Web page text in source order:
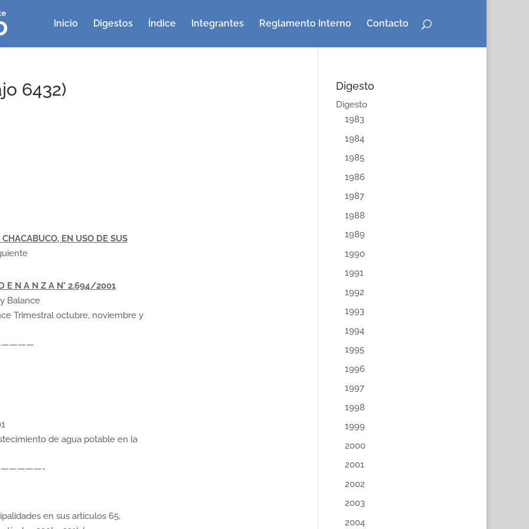
Inicio Digestos Índice Integrantes Reglamento Interno Contacto
6432)
EN USO DE SUS
E N A N Z A N° 2.694/2001
Balance
Trimestral octubre, noviembre y
de agua potable en la
en sus artículos 65,
Digesto
Digesto
1983
1984
1985
1986
1987
1988
1989
1990
1991
1992
1993
1994
1995
1996
1997
1998
1999
2000
2001
2002
2003
2004